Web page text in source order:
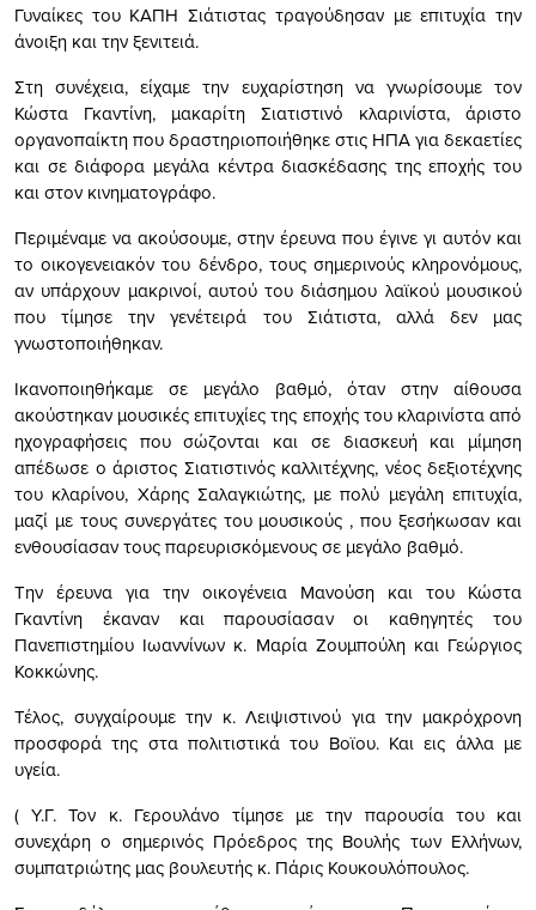
Γυναίκες του ΚΑΠΗ Σιάτιστας τραγούδησαν με επιτυχία την
άνοιξη και την ξενιτειά.
Στη συνέχεια, είχαμε την ευχαρίστηση να γνωρίσουμε τον
Κώστα Γκαντίνη, μακαρίτη Σιατιστινό κλαρινίστα, άριστο
οργανοπαίκτη που δραστηριοποιήθηκε στις ΗΠΑ για δεκαετίες
και σε διάφορα μεγάλα κέντρα διασκέδασης της εποχής του
και στον κινηματογράφο.
Περιμέναμε να ακούσουμε, στην έρευνα που έγινε γι αυτόν και
το οικογενειακόν του δένδρο, τους σημερινούς κληρονόμους,
αν υπάρχουν μακρινοί, αυτού του διάσημου λαϊκού μουσικού
που τίμησε την γενέτειρά του Σιάτιστα, αλλά δεν μας
γνωστοποιήθηκαν.
Ικανοποιηθήκαμε σε μεγάλο βαθμό, όταν στην αίθουσα
ακούστηκαν μουσικές επιτυχίες της εποχής του κλαρινίστα από
ηχογραφήσεις που σώζονται και σε διασκευή και μίμηση
απέδωσε ο άριστος Σιατιστινός καλλιτέχνης, νέος δεξιοτέχνης
του κλαρίνου, Χάρης Σαλαγκιώτης, με πολύ μεγάλη επιτυχία,
μαζί με τους συνεργάτες του μουσικούς , που ξεσήκωσαν και
ενθουσίασαν τους παρευρισκόμενους σε μεγάλο βαθμό.
Την έρευνα για την οικογένεια Μανούση και του Κώστα
Γκαντίνη έκαναν και παρουσίασαν οι καθηγητές του
Πανεπιστημίου Ιωαννίνων κ. Μαρία Ζουμπούλη και Γεώργιος
Κοκκώνης.
Τέλος, συγχαίρουμε την κ. Λειψιστινού για την μακρόχρονη
προσφορά της στα πολιτιστικά του Βοϊου. Και εις άλλα με
υγεία.
( Υ.Γ. Τον κ. Γερουλάνο τίμησε με την παρουσία του και
συνεχάρη ο σημερινός Πρόεδρος της Βουλής των Ελλήνων,
συμπατριώτης μας βουλευτής κ. Πάρις Κουκουλόπουλος.